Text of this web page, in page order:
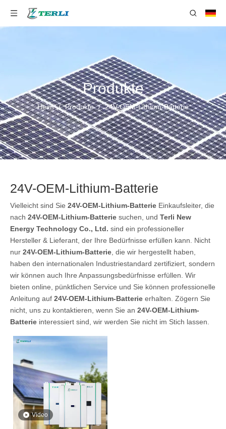
Produkte
Heim / Produkte / 24V-OEM-Lithium-Batterie
24V-OEM-Lithium-Batterie
Vielleicht sind Sie 24V-OEM-Lithium-Batterie Einkaufsleiter, die
nach 24V-OEM-Lithium-Batterie suchen, und Terli New
Energy Technology Co., Ltd. sind ein professioneller
Hersteller & Lieferant, der Ihre Bedürfnisse erfüllen kann. Nicht
nur 24V-OEM-Lithium-Batterie , die wir hergestellt haben,
haben den internationalen Industriestandard zertifiziert, sondern
wir können auch Ihre Anpassungsbedürfnisse erfüllen. Wir
bieten online, pünktlichen Service und Sie können professionelle
Anleitung auf 24V-OEM-Lithium-Batterie erhalten. Zögern Sie
nicht, uns zu kontaktieren, wenn Sie an 24V-OEM-Lithium-
Batterie interessiert sind, wir werden Sie nicht im Stich lassen.
Video